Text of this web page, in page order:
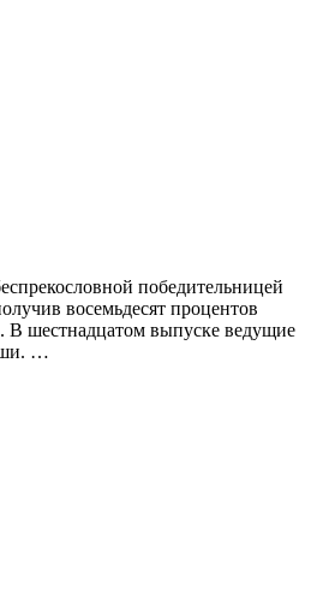
победительницей
восемьдесят процентов
В шестнадцатом выпуске ведущие
…